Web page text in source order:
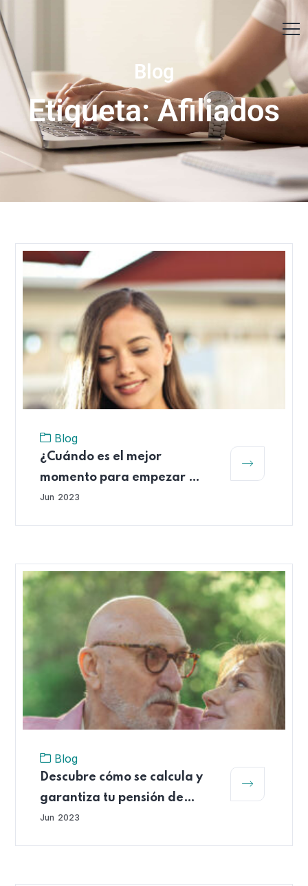
Contáctanos
Blog
Etiqueta: Afiliados
Blog
¿Cuándo es el mejor
momento para empezar a
ahorrar para el retiro?
Jun 2023
Blog
Descubre cómo se calcula y
garantiza tu pensión de
vejez
Jun 2023